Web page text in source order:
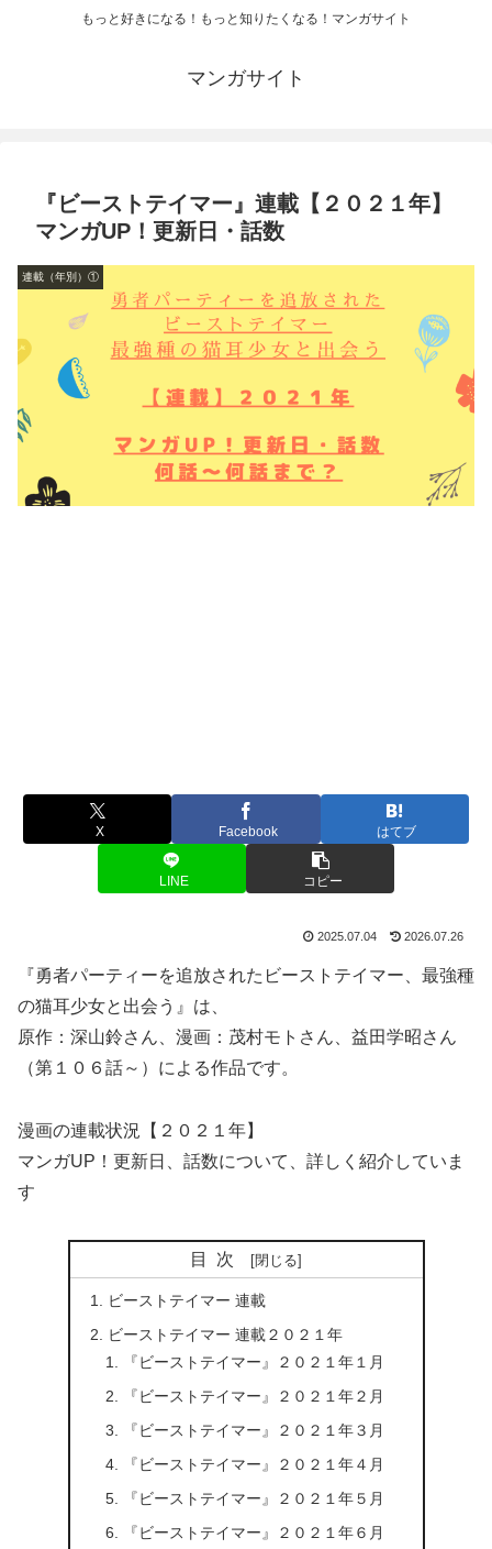
もっと好きになる！もっと知りたくなる！マンガサイト
マンガサイト
『ビーストテイマー』連載【２０２１年】
マンガUP！更新日・話数
連載（年別）①
X Facebook はてブ
LINE コピー
2025.07.04 2026.07.26
『勇者パーティーを追放されたビーストテイマー、最強種
の猫耳少女と出会う』は、
原作：深山鈴さん、漫画：茂村モトさん、益田学昭さん
（第１０６話～）による作品です。
漫画の連載状況【２０２１年】
マンガUP！更新日、話数について、詳しく紹介していま
す
目次
ビーストテイマー 連載
ビーストテイマー 連載２０２１年
『ビーストテイマー』２０２１年１月
『ビーストテイマー』２０２１年２月
『ビーストテイマー』２０２１年３月
『ビーストテイマー』２０２１年４月
『ビーストテイマー』２０２１年５月
『ビーストテイマー』２０２１年６月